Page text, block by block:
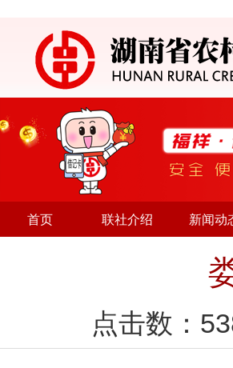
首页 联社介绍 新闻动
点击数：